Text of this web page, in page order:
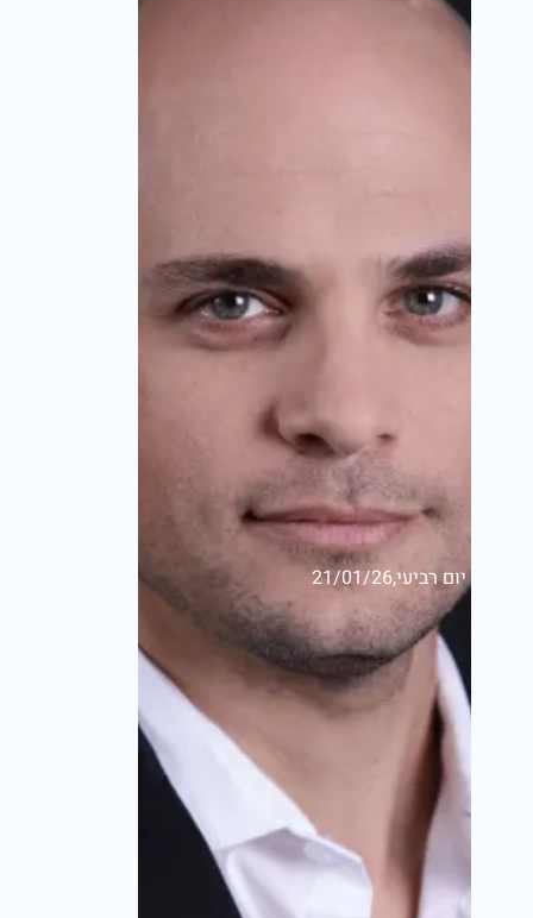
יום רביעי,21/01/26